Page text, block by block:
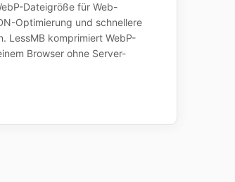
Dateigröße für Web-
Optimierung und schnellere
LessMB komprimiert WebP-
Browser ohne Server-